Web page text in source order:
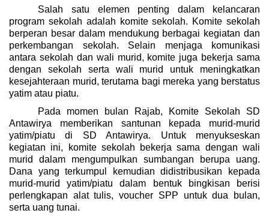
Salah satu elemen penting dalam kelancaran
program sekolah adalah komite sekolah. Komite sekolah
berperan besar dalam mendukung berbagai kegiatan dan
perkembangan sekolah. Selain menjaga komunikasi
antara sekolah dan wali murid, komite juga bekerja sama
dengan sekolah serta wali murid untuk meningkatkan
kesejahteraan murid, terutama bagi mereka yang berstatus
yatim atau piatu.
Pada momen bulan Rajab, Komite Sekolah SD
Antawirya memberikan santunan kepada murid-murid
yatim/piatu di SD Antawirya. Untuk menyukseskan
kegiatan ini, komite sekolah bekerja sama dengan wali
murid dalam mengumpulkan sumbangan berupa uang.
Dana yang terkumpul kemudian didistribusikan kepada
murid-murid yatim/piatu dalam bentuk bingkisan berisi
perlengkapan alat tulis, voucher SPP untuk dua bulan,
serta uang tunai.